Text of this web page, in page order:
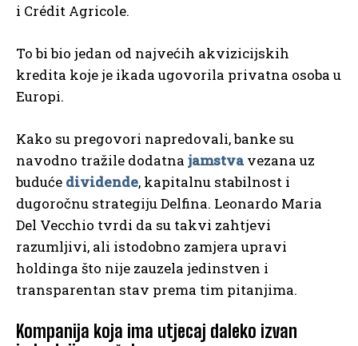
i Crédit Agricole.
To bi bio jedan od najvećih akvizicijskih
kredita koje je ikada ugovorila privatna osoba u
Europi.
Kako su pregovori napredovali, banke su
navodno tražile dodatna jamstvavezana uz
buduće dividende, kapitalnu stabilnost i
dugoročnu strategiju Delfina. Leonardo Maria
Del Vecchio tvrdi da su takvi zahtjevi
razumljivi, ali istodobno zamjera upravi
holdinga što nije zauzela jedinstven i
transparentan stav prema tim pitanjima.
Kompanija koja ima utjecaj daleko izvan